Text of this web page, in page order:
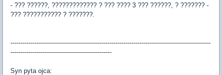
- ??? ??????, ????????????? ? ??? ???? 3 ??? ??????, ? ??????? -
??? ??????????? ? ???????.
-----------------------------------------------------------------------------------------------------
---------------------------------------------------
Syn pyta ojca: